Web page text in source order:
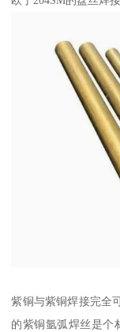
紫铜与紫铜焊接完全
的紫铜氩弧焊丝是个